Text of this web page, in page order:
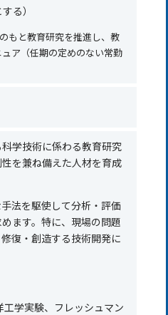
る）
もと教育研究を推進し、教
ア（任期の定めのない常勤
学技術に係わる教育研究
を兼ね備えた人材を育成
法を駆使して分析・評価
ます。特に、現場の問題
復・創造する技術開発に
学実験、フレッシュマン